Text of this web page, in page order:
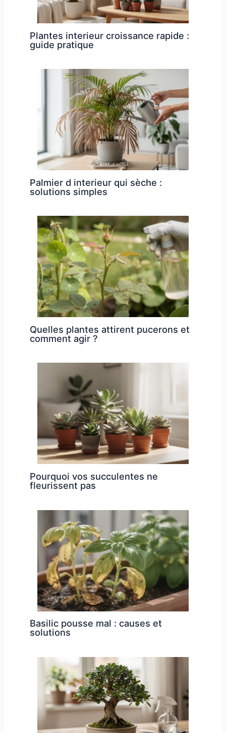
Plantes interieur croissance rapide :
guide pratique
Palmier d interieur qui sèche :
solutions simples
Quelles plantes attirent pucerons et
comment agir ?
Pourquoi vos succulentes ne
fleurissent pas
Basilic pousse mal : causes et
solutions